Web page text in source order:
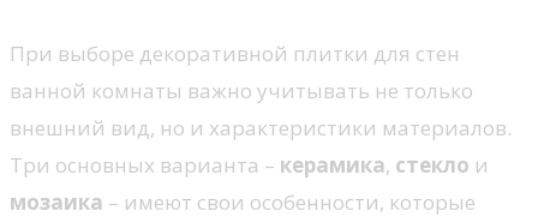
При выборе декоративной плитки для стен
ванной комнаты важно учитывать не только
внешний вид, но и характеристики материалов.
Три основных варианта – керамика, стекло и
мозаика – имеют свои особенности, которые